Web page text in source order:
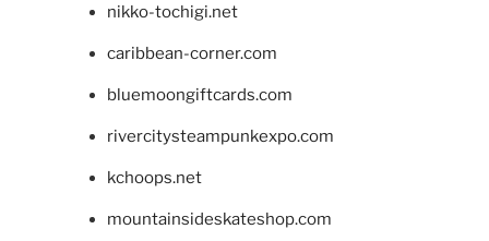
nikko-tochigi.net
caribbean-corner.com
bluemoongiftcards.com
rivercitysteampunkexpo.com
kchoops.net
mountainsideskateshop.com